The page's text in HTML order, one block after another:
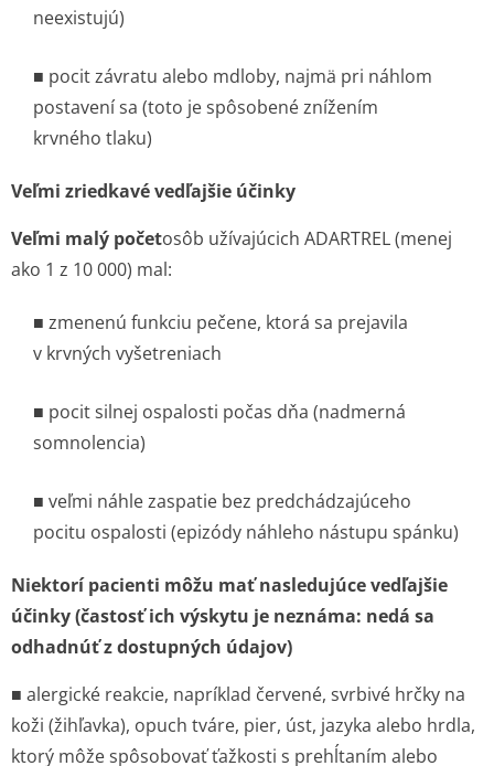
neexistujú)
■ pocit závratu alebo mdloby, najmä pri náhlom
postavení sa (toto je spôsobené znížením
krvného tlaku)
Veľmi zriedkavé vedľajšie účinky
Veľmi malý početosôb užívajúcich ADARTREL (menej
ako 1 z 10 000) mal:
■ zmenenú funkciu pečene, ktorá sa prejavila
v krvných vyšetreniach
■ pocit silnej ospalosti počas dňa (nadmerná
somnolencia)
■ veľmi náhle zaspatie bez predchádzajúceho
pocitu ospalosti (epizódy náhleho nástupu spánku)
Niektorí pacienti môžu mať nasledujúce vedľajšie
účinky (častosť ich výskytu je neznáma: nedá sa
odhadnúť z dostupných údajov)
■ alergické reakcie, napríklad červené, svrbivé hrčky na
koži (žihľavka), opuch tváre, pier, úst, jazyka alebo hrdla,
ktorý môže spôsobovať ťažkosti s prehĺtaním alebo